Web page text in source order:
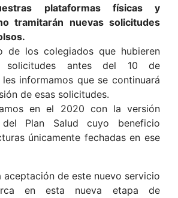
plataformas físicas y
tramitarán nuevas solicitudes
de los colegiados que hubieren
solicitudes antes del 10 de
informamos que se continuará
de esas solicitudes.
en el 2020 con la versión
del Plan Salud cuyo beneficio
únicamente fechadas en ese
aceptación de este nuevo servicio
en esta nueva etapa de